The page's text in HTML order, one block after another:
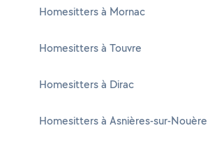
Homesitters à Mornac
Homesitters à Touvre
Homesitters à Dirac
Homesitters à Asnières-sur-Nouère